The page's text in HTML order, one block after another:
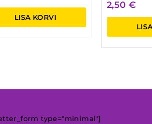
LISA KORVI
2,50 €
type="minimal"]